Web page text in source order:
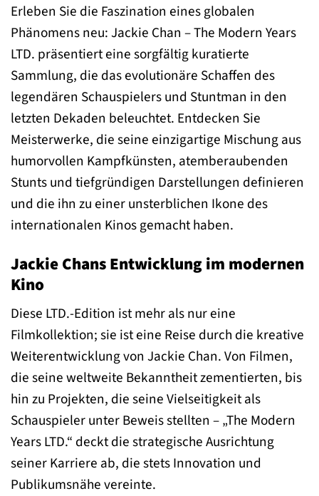
Erleben Sie die Faszination eines globalen
Phänomens neu: Jackie Chan – The Modern Years
LTD. präsentiert eine sorgfältig kuratierte
Sammlung, die das evolutionäre Schaffen des
legendären Schauspielers und Stuntman in den
letzten Dekaden beleuchtet. Entdecken Sie
Meisterwerke, die seine einzigartige Mischung aus
humorvollen Kampfkünsten, atemberaubenden
Stunts und tiefgründigen Darstellungen definieren
und die ihn zu einer unsterblichen Ikone des
internationalen Kinos gemacht haben.
Jackie Chans Entwicklung im modernen
Kino
Diese LTD.-Edition ist mehr als nur eine
Filmkollektion; sie ist eine Reise durch die kreative
Weiterentwicklung von Jackie Chan. Von Filmen,
die seine weltweite Bekanntheit zementierten, bis
hin zu Projekten, die seine Vielseitigkeit als
Schauspieler unter Beweis stellten – „The Modern
Years LTD.“ deckt die strategische Ausrichtung
seiner Karriere ab, die stets Innovation und
Publikumsnähe vereinte.